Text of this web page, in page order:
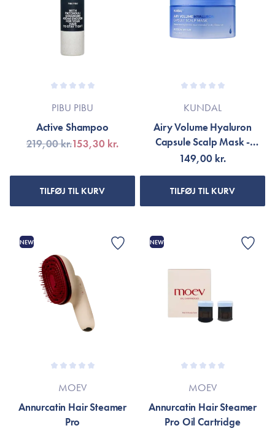
PIBU PIBU
Active Shampoo
219,00 kr.153,30 kr.
TILFØJ TIL KURV
KUNDAL
Airy Volume Hyaluron
Capsule Scalp Mask -
Blossom Breeze
149,00 kr.
TILFØJ TIL KURV
NEW
MOEV
Annurcatin Hair Steamer
Pro
NEW
MOEV
Annurcatin Hair Steamer
Pro Oil Cartridge